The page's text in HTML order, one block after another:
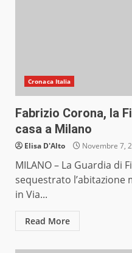
Cronaca Italia
Fabrizio Corona, la
casa a Milano
Elisa D'Alto Novembre 7,
MILANO – La Guardia di
sequestrato l’abitazione
in Via...
Read More